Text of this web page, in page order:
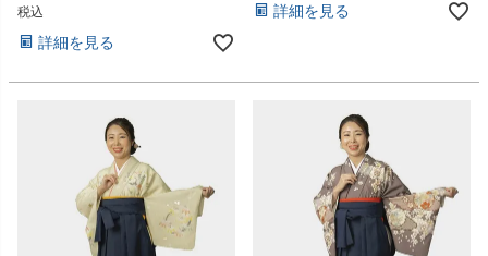
税込
詳細を見る
詳細を見る